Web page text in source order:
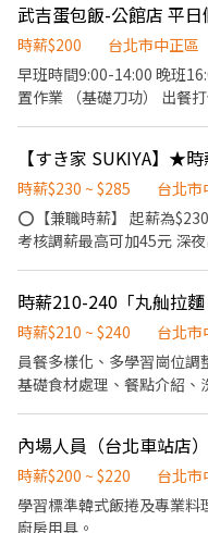
生魚片處理、餐飲衛生管理
3. 協助推動公司訓練制度，
辦事項。 ⭕獎金福利 ▪生
貼 ▪一年4次考核及調薪機
競賽獎金 ▪介紹親朋好友
主義不論年資，且制度完
您。 ▪學習日系企業商業禮
牌。 ▪傾聽員工訴求，共
時薪$200
台北市中正區
早班時間9:00-14:00 晚班16:00-21:00 時間都可以彈性安排 開店前
置作業 （基礎刀功） 出餐打便當(打飯、打菜、打包) 基本廚房清潔
時薪$230 ~ $285
台北市
⭕【兼職時薪】 起薪為
考核調薪最高可加45元 深夜出勤
健檢 ★勞保、健保，6％勞退提撥 ⭕【工作說明】 《
作、食材備料、進貨盤點 《
整潔 ★開朗活潑有笑容 ★ＳＯＰ專業流程 ★無經驗可 ★提供完善
職前教育訓練 ⭕【經營理念】 我們是日本第一的速食連鎖ZENSHO
現作提供美味可口的日本
餐環境、熱情用心的服務態
受用餐的樂趣。
時薪$210 ~ $240
台北市
員餐多樣化、多學習崗位調
基礎食材處理、餐點介紹、
內場人員（台北車站店）
時薪$200 ~ $220
台北市
學習標準韓式飯捲及專業料
廚房用具。